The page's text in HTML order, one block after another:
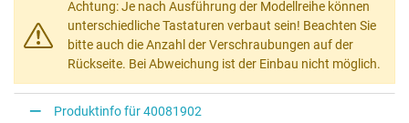
Achtung: Je nach Ausführung der Modellreihe können
unterschiedliche Tastaturen verbaut sein! Beachten Sie
bitte auch die Anzahl der Verschraubungen auf der
Rückseite. Bei Abweichung ist der Einbau nicht möglich.
Produktinfo für 40081902